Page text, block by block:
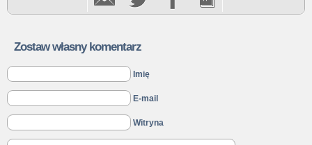
Zostaw własny komentarz
Imię
E-mail
Witryna